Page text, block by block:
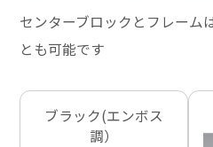
センターブロックとフレーム
とも可能です
ブラック(エンボス
調）